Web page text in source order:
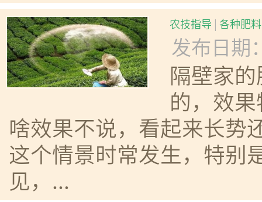
农技指导 | 各种肥
发布日期
隔壁家
的，效
啥效果不说，看起来长势
这个情景时常发生，特别
见，...